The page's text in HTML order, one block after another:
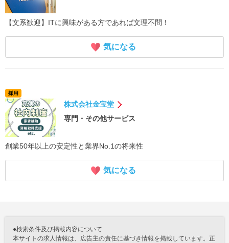
【文系歓迎】ITに興味がある方であれば文理不問！
気になる
採用
株式会社金宝堂
専門・その他サービス
創業50年以上の安定性と業界No.1の将来性
気になる
●検索条件及び掲載内容について
本サイトの求人情報は、広告主の責任に基づき情報を掲載しています。正